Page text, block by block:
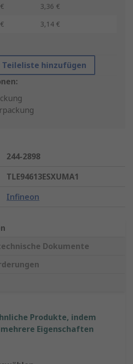
3,36 €
3,14 €
Teileliste hinzufügen
244-2898
TLE94613ESXUMA1
Infineon
Dokumente
Produkte, indem
Eigenschaften